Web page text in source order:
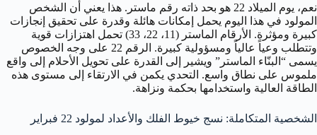
نعم، يوم الميلاد 22 هو بحد ذاته رقم ماستر. هذا يعني أن الشخص
المولود في هذا اليوم يحمل إمكانات هائلة وقدرة على تحقيق إنجازات
كبيرة ومؤثرة. الأرقام الماستر (11، 22، 33) تحمل اهتزازات قوية
وتتطلب وعياً عالياً ومسؤولية كبيرة. الرقم 22 على وجه الخصوص
يسمى “البنّاء الماستر” ويشير إلى القدرة على تحويل الأحلام إلى واقع
ملموس على نطاق واسع. التحدي يكمن في الارتقاء إلى مستوى هذه
الطاقة العالية واستخدامها بحكمة ونزاهة.
الشخصية المتكاملة: نسج خيوط الفلك والأعداد لمولود 22 فبراير